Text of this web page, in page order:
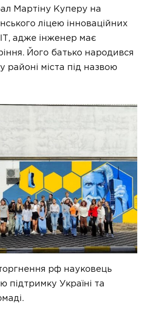
Мартіну Куперу на
ліцею інноваційних
адже інженер має
Його батько народився
районі міста під назвою
рф науковець
підтримку Україні та